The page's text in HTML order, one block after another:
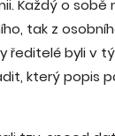
Každý o sobě
tak z
ředitelé byli v
který popis